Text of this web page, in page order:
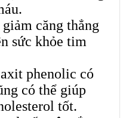
căng thẳng
sức khỏe tim
phenolic có
có thể giúp
tốt.